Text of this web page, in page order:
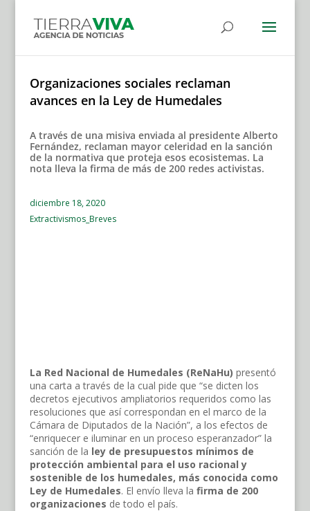
Organizaciones sociales reclaman
avances en la Ley de Humedales
A través de una misiva enviada al presidente Alberto
Fernández, reclaman mayor celeridad en la sanción
de la normativa que proteja esos ecosistemas. La
nota lleva la firma de más de 200 redes activistas.
diciembre 18, 2020
Extractivismos_Breves
La Red Nacional de Humedales (ReNaHu) presentó
una carta a través de la cual pide que “se dicten los
decretos ejecutivos ampliatorios requeridos como las
resoluciones que así correspondan en el marco de la
Cámara de Diputados de la Nación”, a los efectos de
“enriquecer e iluminar en un proceso esperanzador” la
sanción de la ley de presupuestos mínimos de
protección ambiental para el uso racional y
sostenible de los humedales, más conocida como
Ley de Humedales. El envío lleva la firma de 200
organizaciones de todo el país.